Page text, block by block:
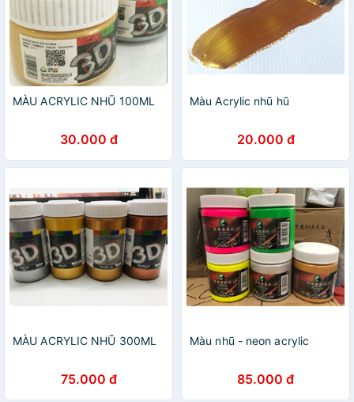
MÀU ACRYLIC NHŨ 100ML
30.000 đ
Màu Acrylic nhũ hũ
20.000 đ
MÀU ACRYLIC NHŨ 300ML
75.000 đ
Màu nhũ - neon acrylic
85.000 đ